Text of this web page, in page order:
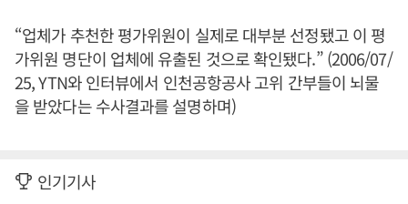
“업체가 추천한 평가위원이 실제로 대부분 선정됐고 이 평
가위원 명단이 업체에 유출된 것으로 확인됐다.” (2006/07/
25, YTN와 인터뷰에서 인천공항공사 고위 간부들이 뇌물
을 받았다는 수사결과를 설명하며)
인기기사